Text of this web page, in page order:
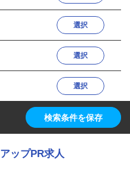
選択
選択
選択
検索条件を保存
ップPR求人